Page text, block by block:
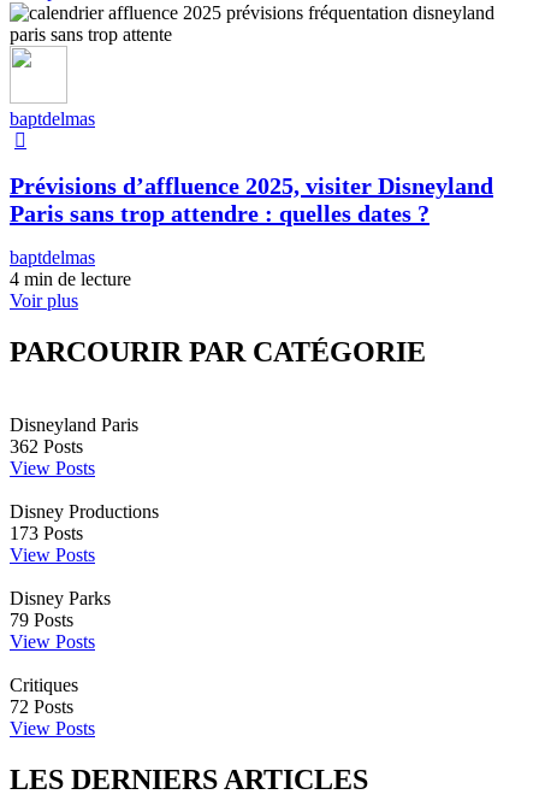
baptdelmas
Prévisions d’affluence 2025, visiter Disneyland
Paris sans trop attendre : quelles dates ?
baptdelmas
4 min de lecture
Voir plus
PARCOURIR PAR CATÉGORIE
Disneyland Paris
362 Posts
View Posts
Disney Productions
173 Posts
View Posts
Disney Parks
79 Posts
View Posts
Critiques
72 Posts
View Posts
LES DERNIERS ARTICLES